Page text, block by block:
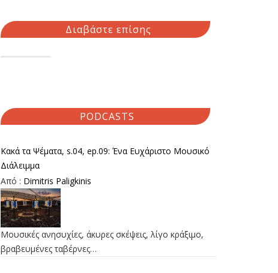
Διαβάστε επίσης
PODCASTS
Κακά τα Ψέματα, s.04, ep.09: Ένα Ευχάριστο Μουσικό
Διάλειμμα
Από : Dimitris Paligkinis
Μουσικές ανησυχίες, άκυρες σκέψεις, λίγο κράξιμο,
βραβευμένες ταβέρνες…